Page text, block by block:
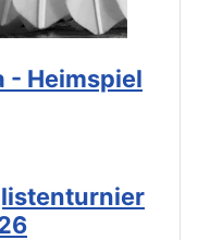
- Heimspiel